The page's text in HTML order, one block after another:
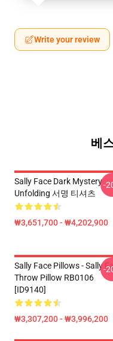
Write your review
베
Sally Face Dark Mystery
Unfolding 서명 티셔츠
₩3,651,700 - ₩4,202,900
-
Sally Face Pillows - Sally
Throw Pillow RB0106
[ID9140]
₩3,307,200 - ₩3,996,200
-